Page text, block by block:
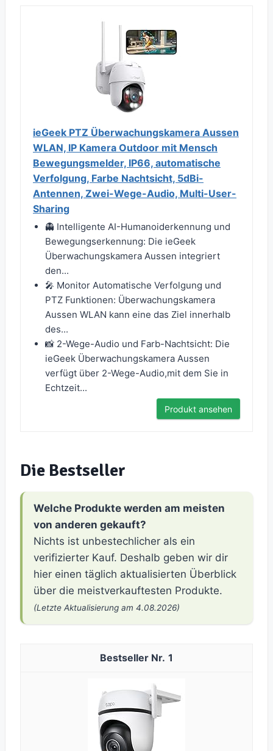
ieGeek PTZ Überwachungskamera Aussen
WLAN, IP Kamera Outdoor mit Mensch
Bewegungsmelder, IP66, automatische
Verfolgung, Farbe Nachtsicht, 5dBi-
Antennen, Zwei-Wege-Audio, Multi-User-
Sharing
👻 Intelligente AI-Humanoiderkennung und
Bewegungserkennung: Die ieGeek
Überwachungskamera Aussen integriert
den...
🎤 Monitor Automatische Verfolgung und
PTZ Funktionen: Überwachungskamera
Aussen WLAN kann eine das Ziel innerhalb
des...
📸 2-Wege-Audio und Farb-Nachtsicht: Die
ieGeek Überwachungskamera Aussen
verfügt über 2-Wege-Audio,mit dem Sie in
Echtzeit...
Produkt ansehen
Die Bestseller
Welche Produkte werden am meisten
von anderen gekauft?
Nichts ist unbestechlicher als ein
verifizierter Kauf. Deshalb geben wir dir
hier einen täglich aktualisierten Überblick
über die meistverkauftesten Produkte.
(Letzte Aktualisierung am 4.08.2026)
1